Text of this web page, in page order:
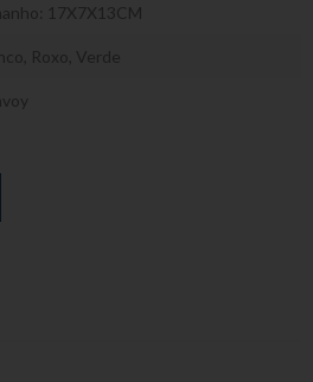
17X7X13CM
Roxo Verde